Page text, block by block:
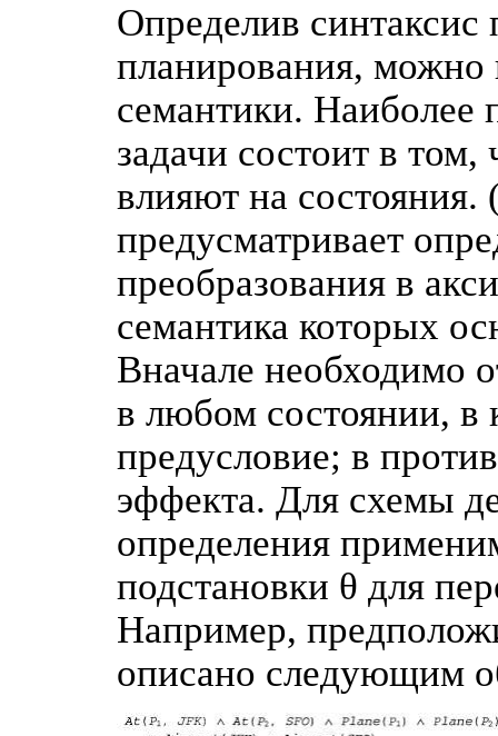
Определив синтаксис
планирования, можно
семантики. Наиболее
задачи состоит в том,
влияют на
предусматривает
преобразования в
семантика которых
Вначале необходимо
в любом состоянии, в
предусловие; в
эффекта. Для схемы
определения
подстановки θ для
Например,
описано следующим